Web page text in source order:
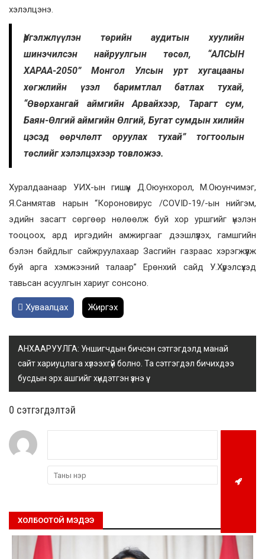
хэлэлцэнэ.
Үргэлжлүүлэн төрийн аудитын хуулийн
шинэчилсэн найруулгын төсөл, “АЛСЫН
ХАРАА-2050” Монгол Улсын урт хугацааны
хөгжлийн үзэл баримтлал батлах тухай,
“Өвөрхангай аймгийн Арвайхээр, Тарагт сум,
Баян-Өлгий аймгийн Өлгий, Бугат сумдын хилийн
цэсэд өөрчлөлт оруулах тухай” тогтоолын
төслийг хэлэлцэхээр товложээ.
Хуралдаанаар УИХ-ын гишүүн Д.Оюунхорол, М.Оюунчимэг,
Я.Санмятав нарын “Короновирус /СОVID-19/-ын нийгэм,
эдийн засагт сөргөөр нөлөөлж буй хор уршгийг үнэлэн
тооцоох, ард иргэдийн амжиргааг дээшлүүлэх, гамшгийн
бэлэн байдлыг сайжруулахаар Засгийн газраас хэрэгжүүлж
буй арга хэмжээний талаар” Ерөнхий сайд У.Хүрэлсүхэд
тавьсан асуулгын хариуг сонсоно.
Хуваалцах Жиргэх
АНХААРУУЛГА: Уншигчдын бичсэн сэтгэгдэлд манай
сайт хариуцлага хүлээхгүй болно. Та сэтгэгдэл бичихдээ
бусдын эрх ашгийг хүндэтгэн үзнэ үү.
0 cэтгэгдэлтэй
ХОЛБООТОЙ МЭДЭЭ